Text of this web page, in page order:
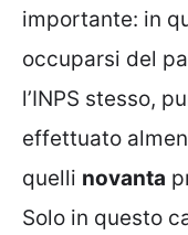
importante: in
occuparsi del
l’INPS stesso,
effettuato
quelli novanta
Solo in questo